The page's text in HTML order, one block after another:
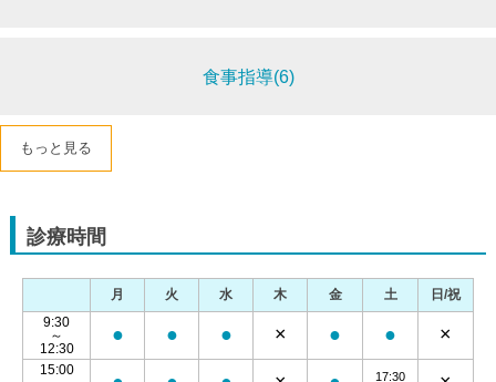
食事指導(6)
もっと見る
診療時間
月 火 水 木 金 土
日/祝
9:30
～
12:30
● ● ● × ● ● ×
15:00
17:30